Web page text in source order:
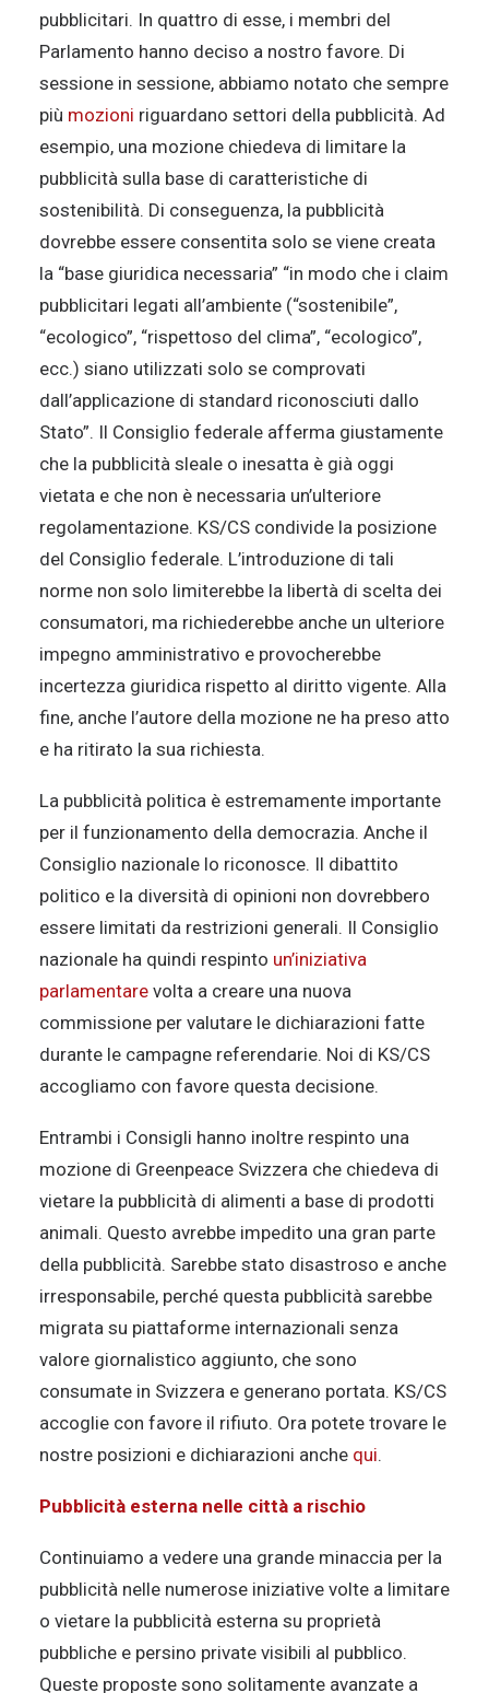
pubblicitari. In quattro di esse, i membri del
Parlamento hanno deciso a nostro favore. Di
sessione in sessione, abbiamo notato che sempre
più mozioni riguardano settori della pubblicità. Ad
esempio, una mozione chiedeva di limitare la
pubblicità sulla base di caratteristiche di
sostenibilità. Di conseguenza, la pubblicità
dovrebbe essere consentita solo se viene creata
la “base giuridica necessaria” “in modo che i claim
pubblicitari legati all’ambiente (“sostenibile”,
“ecologico”, “rispettoso del clima”, “ecologico”,
ecc.) siano utilizzati solo se comprovati
dall’applicazione di standard riconosciuti dallo
Stato”. Il Consiglio federale afferma giustamente
che la pubblicità sleale o inesatta è già oggi
vietata e che non è necessaria un’ulteriore
regolamentazione. KS/CS condivide la posizione
del Consiglio federale. L’introduzione di tali
norme non solo limiterebbe la libertà di scelta dei
consumatori, ma richiederebbe anche un ulteriore
impegno amministrativo e provocherebbe
incertezza giuridica rispetto al diritto vigente. Alla
fine, anche l’autore della mozione ne ha preso atto
e ha ritirato la sua richiesta.
La pubblicità politica è estremamente importante
per il funzionamento della democrazia. Anche il
Consiglio nazionale lo riconosce. Il dibattito
politico e la diversità di opinioni non dovrebbero
essere limitati da restrizioni generali. Il Consiglio
nazionale ha quindi respinto un’iniziativa
parlamentare volta a creare una nuova
commissione per valutare le dichiarazioni fatte
durante le campagne referendarie. Noi di KS/CS
accogliamo con favore questa decisione.
Entrambi i Consigli hanno inoltre respinto una
mozione di Greenpeace Svizzera che chiedeva di
vietare la pubblicità di alimenti a base di prodotti
animali. Questo avrebbe impedito una gran parte
della pubblicità. Sarebbe stato disastroso e anche
irresponsabile, perché questa pubblicità sarebbe
migrata su piattaforme internazionali senza
valore giornalistico aggiunto, che sono
consumate in Svizzera e generano portata. KS/CS
accoglie con favore il rifiuto. Ora potete trovare le
nostre posizioni e dichiarazioni anche qui.
Pubblicità esterna nelle città a rischio
Continuiamo a vedere una grande minaccia per la
pubblicità nelle numerose iniziative volte a limitare
o vietare la pubblicità esterna su proprietà
pubbliche e persino private visibili al pubblico.
Queste proposte sono solitamente avanzate a